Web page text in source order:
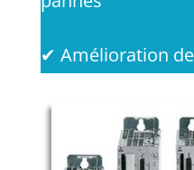
✔ Amélioration